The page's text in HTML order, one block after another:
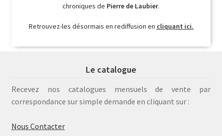
chroniques de Pierre de Laubier.
Retrouvez-les désormais en rediffusion en cliquant ici.
Le catalogue
Recevez nos catalogues mensuels de vente par
correspondance sur simple demande en cliquant sur :
Nous Contacter